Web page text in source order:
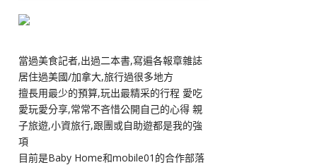
當過美食記者,出過二本書,寫遍各報章雜誌
居住過美國/加拿大,旅行過很多地方
擅長用最少的預算,玩出最精采的行程 愛吃
愛玩愛分享,常常不吝惜公開自己的心得 親
子旅遊,小資旅行,跟團或自助遊都是我的強
項
目前是Baby Home和mobile01的合作部落